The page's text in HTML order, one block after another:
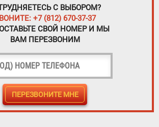
С ВЫБОРОМ?
+7 (812) 670-37-37
СВОЙ НОМЕР И МЫ
ВАМ ПЕРЕЗВОНИМ